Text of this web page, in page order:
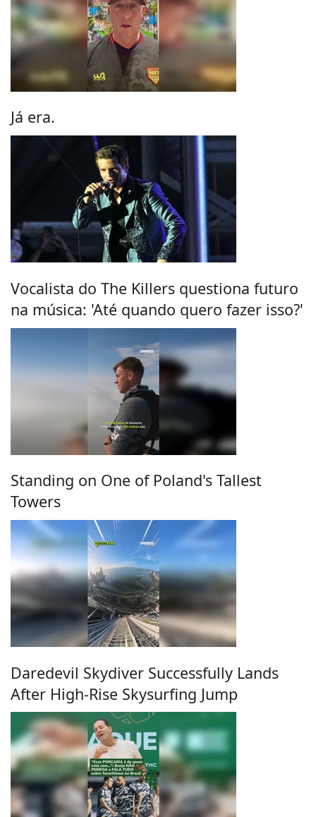
Já era.
Vocalista do The Killers questiona futuro
na música: 'Até quando quero fazer isso?'
Standing on One of Poland's Tallest
Towers
Daredevil Skydiver Successfully Lands
After High-Rise Skysurfing Jump